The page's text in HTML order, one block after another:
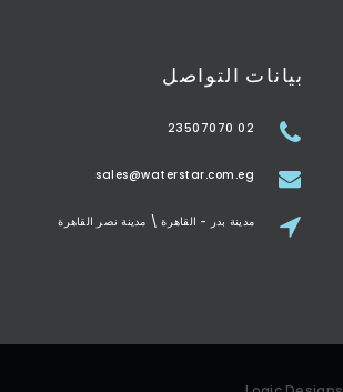
بيانات التواصل
02 23507070
sales@waterstar.com.eg
مدينة بدر - القاهرة \ مدينة نصر القاهرة